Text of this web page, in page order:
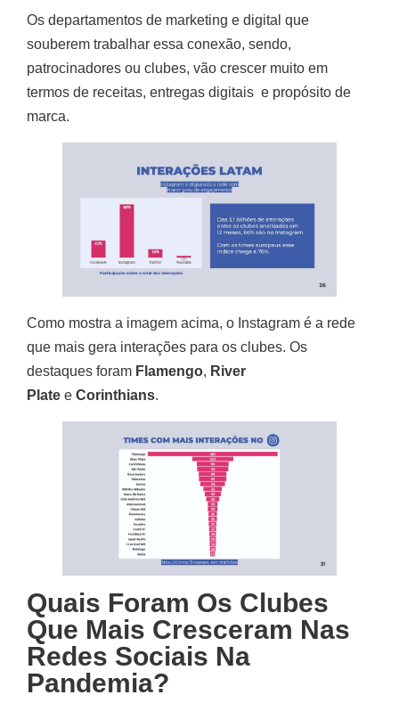
Os departamentos de marketing e digital que
souberem trabalhar essa conexão, sendo,
patrocinadores ou clubes, vão crescer muito em
termos de receitas, entregas digitais e propósito de
marca.
Como mostra a imagem acima, o Instagram é a rede
que mais gera interações para os clubes. Os
destaques foram Flamengo, River
Plate e Corinthians.
Quais Foram Os Clubes
Que Mais Cresceram Nas
Redes Sociais Na
Pandemia?